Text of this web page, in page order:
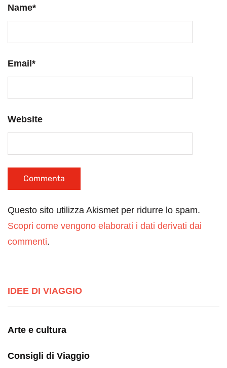
Name*
Email *
Website
Questo sito utilizza Akismet per ridurre lo spam.
Scopri come vengono elaborati i dati derivati dai
commenti.
IDEE DI VIAGGIO
Arte e cultura
Consigli di Viaggio